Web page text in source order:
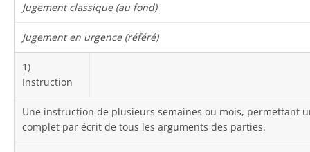
Jugement classique (au fond)
Jugement en urgence (référé)
1)
Instruction
Une instruction de plusieurs semaines ou mois, permettant
complet par écrit de tous les arguments des parties.